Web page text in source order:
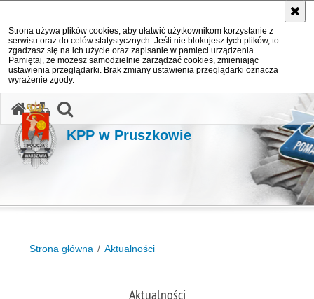
Strona używa plików cookies, aby ułatwić użytkownikom korzystanie z
serwisu oraz do celów statystycznych. Jeśli nie blokujesz tych plików, to
zgadzasz się na ich użycie oraz zapisanie w pamięci urządzenia.
Pamiętaj, że możesz samodzielnie zarządzać cookies, zmieniając
ustawienia przeglądarki. Brak zmiany ustawienia przeglądarki oznacza
wyrażenie zgody.
KPP w Pruszkowie
Strona główna Aktualności
Aktualności